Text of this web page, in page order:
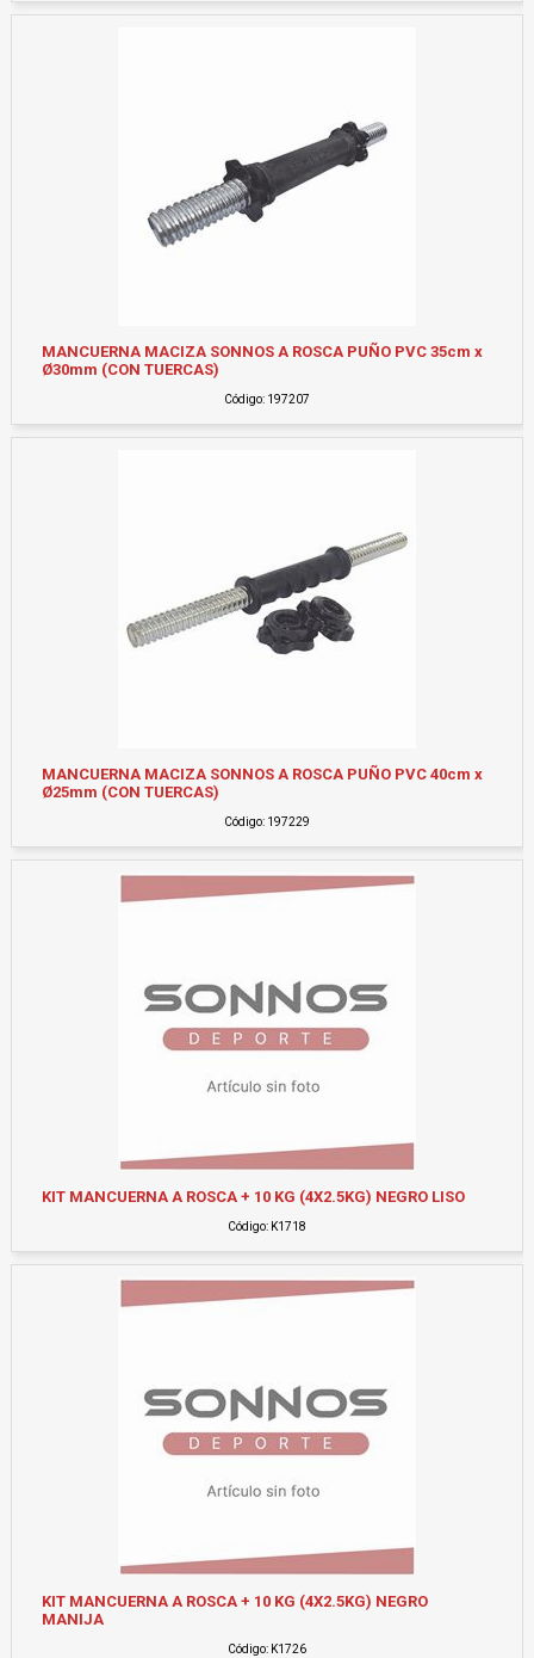
MANCUERNA MACIZA SONNOS A ROSCA PUÑO PVC 35cm x
Ø30mm (CON TUERCAS)
Código: 197207
MANCUERNA MACIZA SONNOS A ROSCA PUÑO PVC 40cm x
Ø25mm (CON TUERCAS)
Código: 197229
KIT MANCUERNA A ROSCA + 10 KG (4X2.5KG) NEGRO LISO
Código: K1718
KIT MANCUERNA A ROSCA + 10 KG (4X2.5KG) NEGRO
MANIJA
Código: K1726